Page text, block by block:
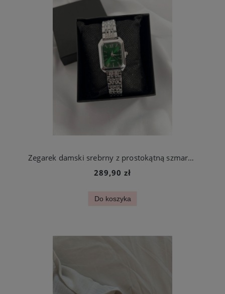
Zegarek damski srebrny z prostokątną szmaragdową tarczą stal chirurgiczna
289,90 zł
Do koszyka